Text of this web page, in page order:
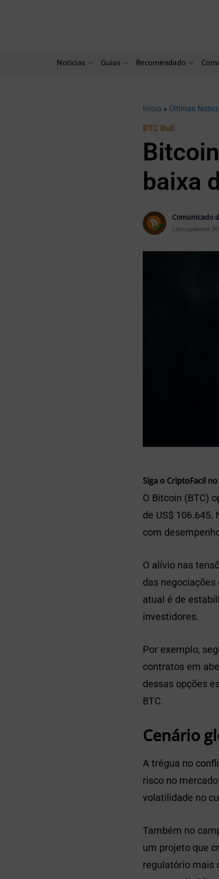
Notícias Guias Recomendado
Início » Últimas
BTC Bull
baixa
Comunicado
Last updated:
Siga o CriptoFacil no
O Bitcoin (BTC)
de US$
com
O alívio nas
das
atual é de
investidores.
Por exemplo,
contratos em
dessas opções
BTC.
Cenário
A trégua no
risco no
volatilidade no
Também no
um projeto que
regulatório mais